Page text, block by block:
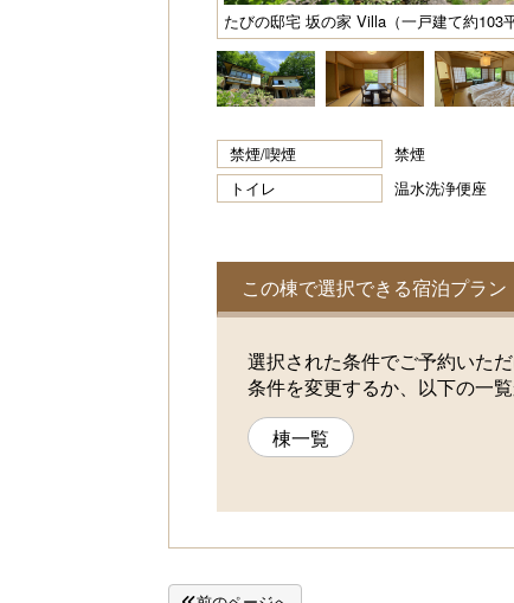
たびの邸宅 坂の家 Villa（一戸建て約103
禁煙/喫煙 禁煙
トイレ
温水洗浄便座
この棟で選択できる宿泊プラン
選択された条件でご予約いた
条件を変更するか、以下の一
棟一覧